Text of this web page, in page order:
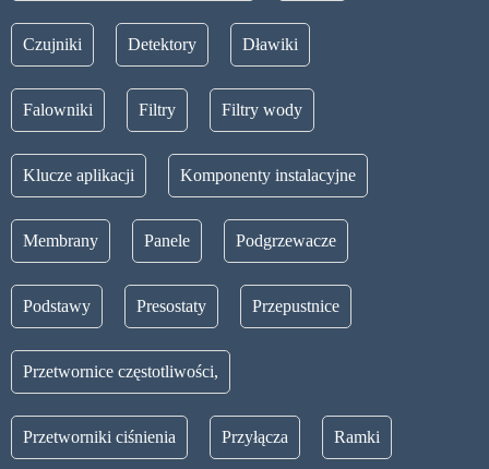
Czujniki Detektory Dławiki
Falowniki Filtry Filtry wody
Klucze aplikacji Komponenty instalacyjne
Membrany Panele Podgrzewacze
Podstawy Presostaty Przepustnice
Przetwornice częstotliwości,
Przetworniki ciśnienia Przyłącza Ramki